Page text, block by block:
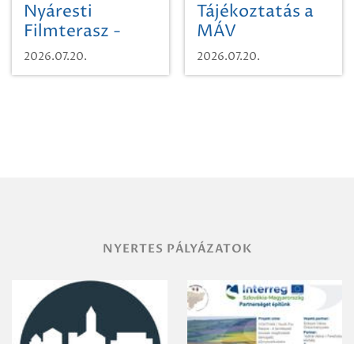
Nyáresti
Filmterasz -
Beugró a
Paradicsomba
2026.07.20.
Tájékoztatás a
MÁV
Pályaműködtetési
Zrt. Területi
2026.07.20.
NYERTES PÁLYÁZATOK